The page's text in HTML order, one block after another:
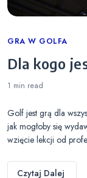
Categories
GRA W GOLFA
Dla kogo
1 min read
Golf jest grą dla
jak mogłoby się
wzięcie lekcji od
Czytaj Dalej